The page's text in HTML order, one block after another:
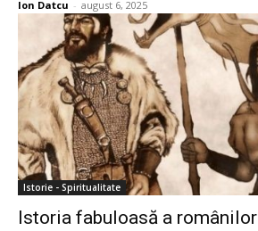
Ion Datcu - august 6, 2025
Istorie - Spiritualitate
Istoria fabuloasă a românilor